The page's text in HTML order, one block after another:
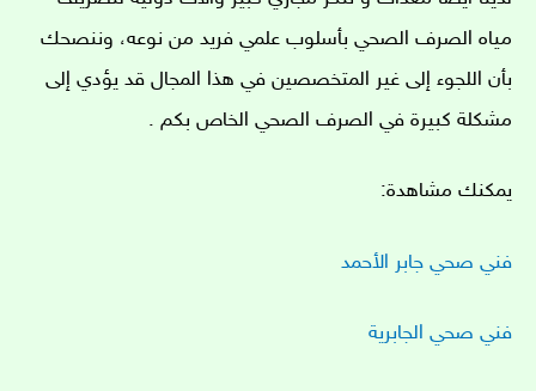
مياه الصرف الصحي بأسلوب علمي فريد ​​من نوعه، وننصحك
بأن اللجوء إلى غير المتخصصين في هذا المجال قد يؤدي إلى
مشكلة كبيرة في الصرف الصحي الخاص بكم .
يمكنك مشاهدة:
فني صحي جابر الأحمد
فني صحي الجابرية